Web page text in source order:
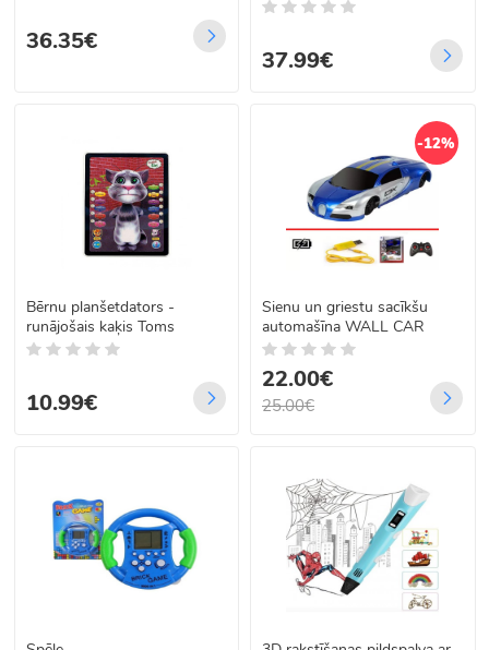
36.35€
37.99€
Bērnu planšetdators -
runājošais kaķis Toms
10.99€
-12%
Sienu un griestu sacīkšu
automašīna WALL CAR
22.00€
25.00€